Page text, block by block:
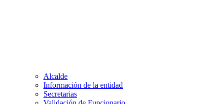
Alcalde
Información de la entidad
Secretarias